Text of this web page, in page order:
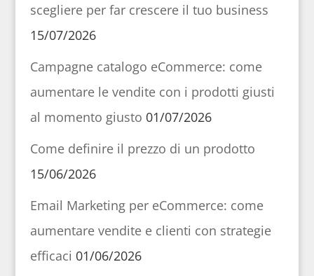
scegliere per far crescere il tuo business
15/07/2026
Campagne catalogo eCommerce: come
aumentare le vendite con i prodotti giusti
al momento giusto 01/07/2026
Come definire il prezzo di un prodotto
15/06/2026
Email Marketing per eCommerce: come
aumentare vendite e clienti con strategie
efficaci 01/06/2026